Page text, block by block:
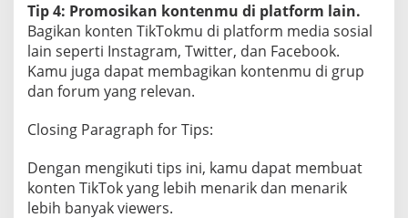
Tip 4: Promosikan kontenmu di platform lain.
Bagikan konten TikTokmu di platform media sosial
lain seperti Instagram, Twitter, dan Facebook.
Kamu juga dapat membagikan kontenmu di grup
dan forum yang relevan.
Closing Paragraph for Tips:
Dengan mengikuti tips ini, kamu dapat membuat
konten TikTok yang lebih menarik dan menarik
lebih banyak viewers.